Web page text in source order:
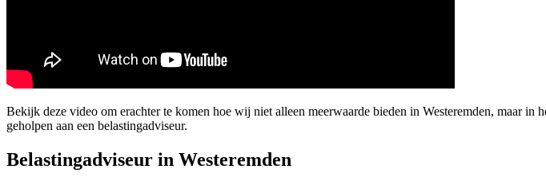
Bekijk deze video om erachter te komen hoe wij niet alleen meerwaarde bieden in Westeremden, maar
geholpen aan een belastingadviseur.
Belastingadviseur in Westeremden